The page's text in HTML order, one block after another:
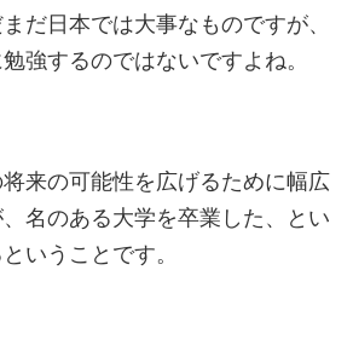
だ日本では大事なものですが、
強するのではないですよね。
来の可能性を広げるために幅広
名のある大学を卒業した、とい
いうことです。